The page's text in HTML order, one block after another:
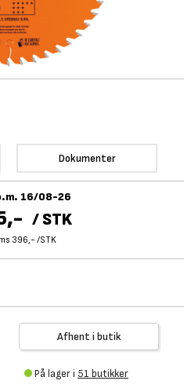
Dokumenter
16/08-26
/ STK
396,-/STK
Afhent i butik
På lager i 51 butikker